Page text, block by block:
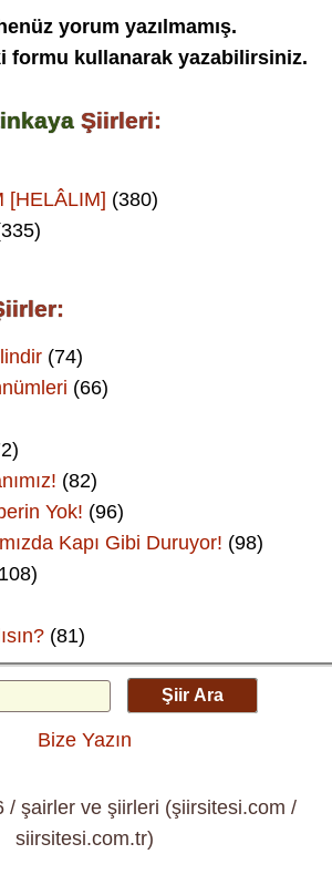
yorum yazılmamış.
formu kullanarak yazabilirsiniz.
Şiirleri:
[HELÂLIM] (380)
(74)
(66)
(82)
Yok! (96)
Kapı Gibi Duruyor! (98)
(81)
Şiir Ara
Bize Yazın
/ şairler ve şiirleri (şiirsitesi.com /
siirsitesi.com.tr)